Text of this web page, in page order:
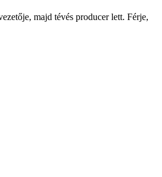
majd tévés producer lett. Férje,